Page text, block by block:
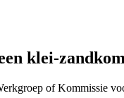
klei-
of Kommissie